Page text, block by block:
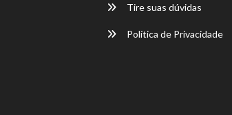
Tire suas dúvidas
Política de Privacidade